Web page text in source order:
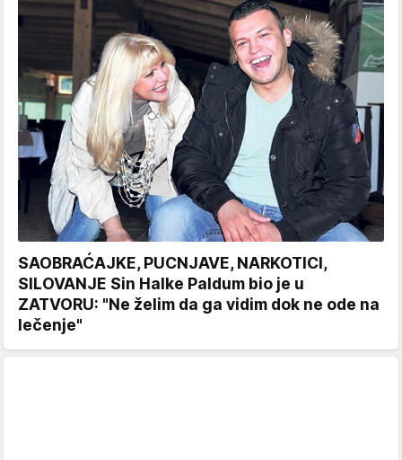
SAOBRAĆAJKE, PUCNJAVE, NARKOTICI,
SILOVANJE Sin Halke Paldum bio je u
ZATVORU: "Ne želim da ga vidim dok ne ode na
lečenje"